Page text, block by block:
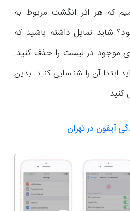
که هر اثر انگشت مربوط به
شاید تمایل داشته باشید که
موجود در لیست را حذف کنید.
ابتدا آن را شناسایی کنید. بدین
کنید:
آیفون در تهران